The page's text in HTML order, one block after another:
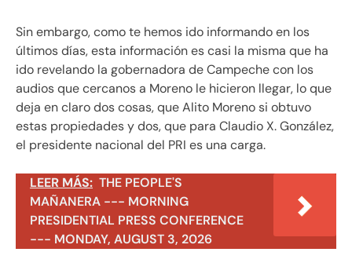
Sin embargo, como te hemos ido informando en los
últimos días, esta información es casi la misma que ha
ido revelando la gobernadora de Campeche con los
audios que cercanos a Moreno le hicieron llegar, lo que
deja en claro dos cosas, que Alito Moreno si obtuvo
estas propiedades y dos, que para Claudio X. González,
el presidente nacional del PRI es una carga.
LEER MÁS: THE PEOPLE'S
MAÑANERA --- MORNING
PRESIDENTIAL PRESS CONFERENCE
--- MONDAY, AUGUST 3, 2026